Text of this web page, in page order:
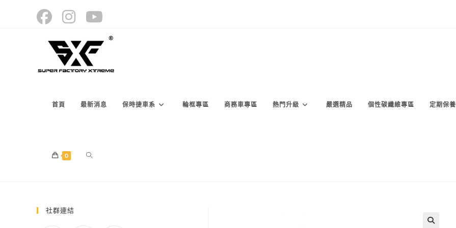
首頁 最新消息 保時捷車系 輪框專區 商務車專區 熱門升級 嚴選精品 個性碳纖維專區 定期保養
0 TOGGLE
社群連結